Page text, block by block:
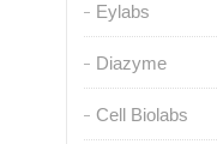
Eylabs
Diazyme
Cell Biolabs